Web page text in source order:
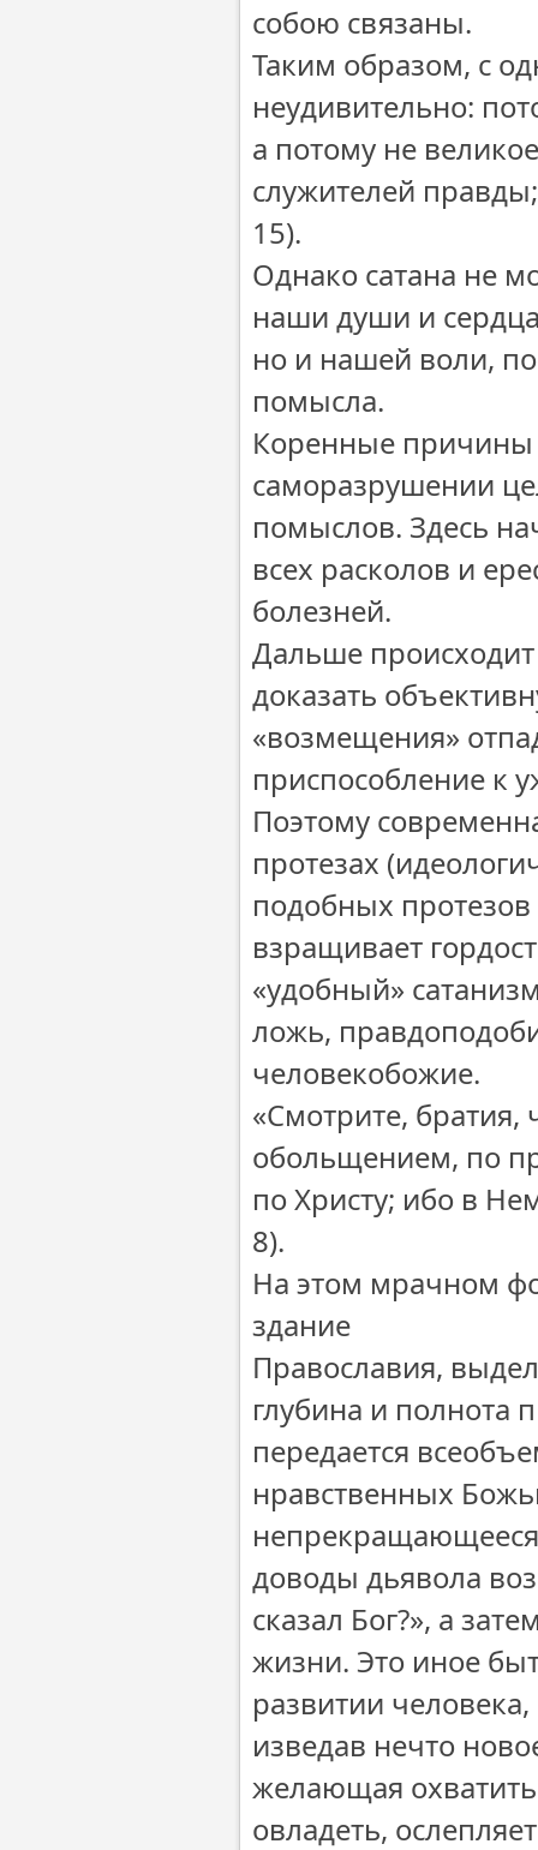
собою связаны.
Таким образом, с
неудивительно:
а потому не
служителей
15).
Однако сатана не
наши души и
но и нашей воли,
помысла.
Коренные причины
саморазрушении
помыслов. Здесь
всех расколов и
болезней.
Дальше
доказать
«возмещения»
приспособление к
Поэтому
протезах
подобных
взращивает
«удобный»
ложь,
человекобожие.
«Смотрите,
обольщением, по
по Христу; ибо в
8).
На этом мрачном
здание
Православия,
глубина и полнота
передается
нравственных
доводы дьявола
сказал Бог?», а
жизни. Это иное
развитии
изведав нечто
желающая охватить
овладеть,